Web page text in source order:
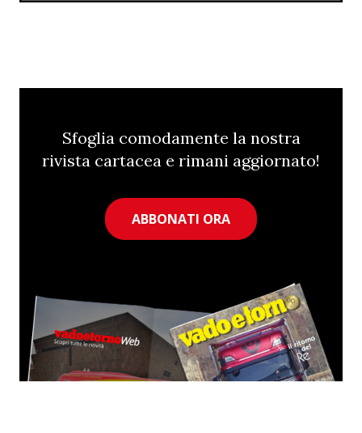
Sfoglia comodamente la nostra
rivista cartacea e rimani aggiornato!
ABBONATI ORA